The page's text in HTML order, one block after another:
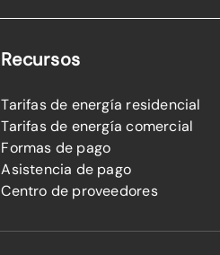
Recursos
Tarifas de energía residencial
Tarifas de energía comercial
Formas de pago
Asistencia de pago
Centro de proveedores